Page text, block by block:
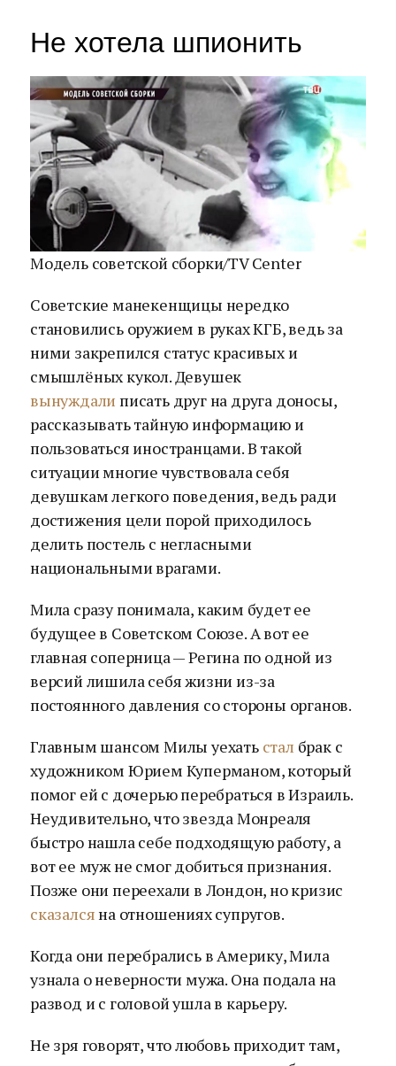
Не хотела шпионить
Модель советской сборки/TV Center
Советские манекенщицы нередко
становились оружием в руках КГБ, ведь за
ними закрепился статус красивых и
смышлёных кукол. Девушек
вынуждали писать друг на друга доносы,
рассказывать тайную информацию и
пользоваться иностранцами. В такой
ситуации многие чувствовала себя
девушкам легкого поведения, ведь ради
достижения цели порой приходилось
делить постель с негласными
национальными врагами.
Мила сразу понимала, каким будет ее
будущее в Советском Союзе. А вот ее
главная соперница — Регина по одной из
версий лишила себя жизни из-за
постоянного давления со стороны органов.
Главным шансом Милы уехать стал брак с
художником Юрием Куперманом, который
помог ей с дочерью перебраться в Израиль.
Неудивительно, что звезда Монреаля
быстро нашла себе подходящую работу, а
вот ее муж не смог добиться признания.
Позже они переехали в Лондон, но кризис
сказался на отношениях супругов.
Когда они перебрались в Америку, Мила
узнала о неверности мужа. Она подала на
развод и с головой ушла в карьеру.
Не зря говорят, что любовь приходит там,